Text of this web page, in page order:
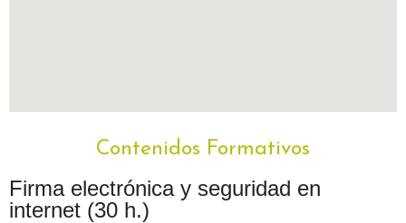
Contenidos Formativos
Firma electrónica y seguridad en
internet (30 h.)